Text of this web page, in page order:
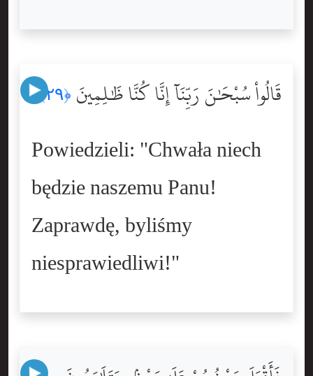
قَالُواْ سُبْحَٰنَ رَبِّنَآ إِنَّا كُنَّا ظَٰلِمِينَ ﴿٢٩﴾
Powiedzieli: "Chwała niech
będzie naszemu Panu!
Zaprawdę, byliśmy
niesprawiedliwi!"